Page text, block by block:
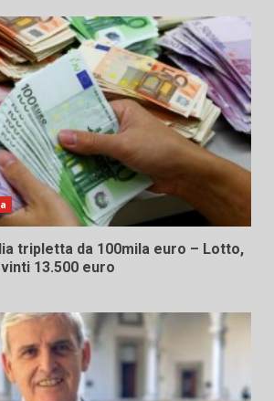
tripletta da 100mila euro – Lotto,
13.500 euro